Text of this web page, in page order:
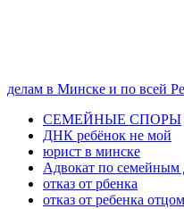
делам в Минске и по всей
СЕМЕЙНЫЕ СПОРЫ
ДНК ребёнок не мой
юрист в минске
Адвокат по семейным
отказ от рбенка
отказ от ребенка отцом